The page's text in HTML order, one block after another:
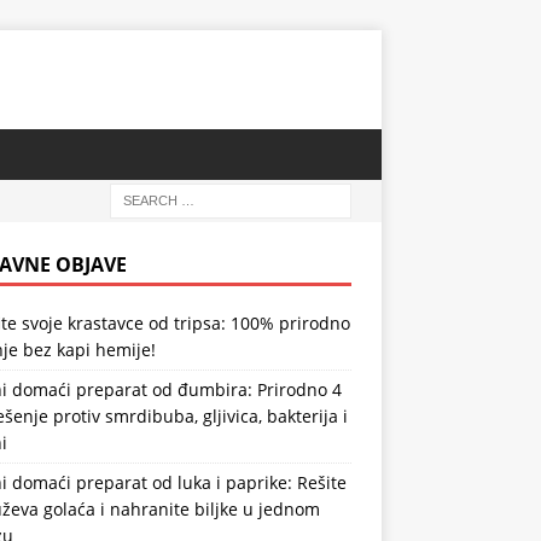
OBJAVE
svoje krastavce od tripsa: 100% prirodno
bez kapi hemije!
domaći preparat od đumbira: Prirodno 4
protiv smrdibuba, gljivica, bakterija i
domaći preparat od luka i paprike: Rešite
golaća i nahranite biljke u jednom